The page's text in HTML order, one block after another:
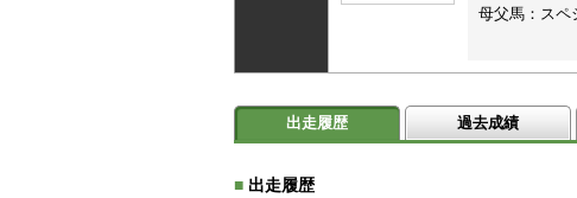
母父馬：スペ
出走履歴 過去成績
■ 出走履歴